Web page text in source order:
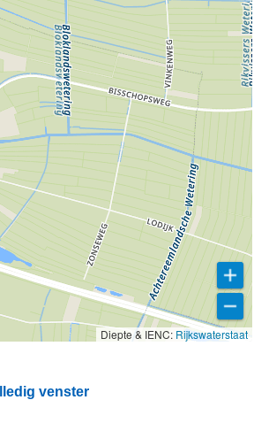
Diepte & IENC: Rijkswaterstaat
venster